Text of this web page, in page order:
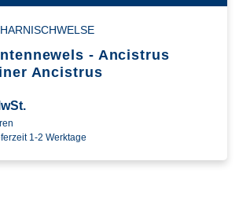
HARNISCHWELSE
- Ancistrus
Ancistrus
1-2 Werktage